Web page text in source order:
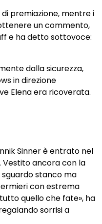
premiazione, mentre i
un commento,
e ha detto sottovoce:
dalla sicurezza,
in direzione
Elena era ricoverata.
Sinner è entrato nel
ancora con la
stanco ma
con estrema
quello che fate», ha
sorrisi a